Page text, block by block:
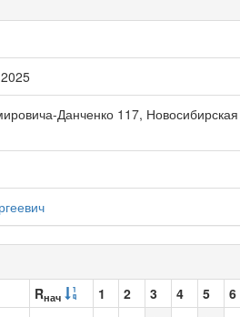
Данченко 117, Новосибирская
Rнач 1 2 3 4 5 6